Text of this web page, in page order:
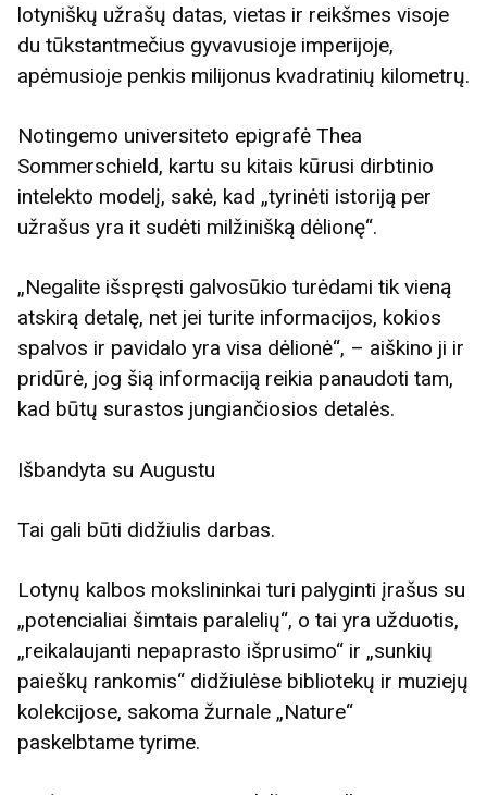
lotyniškų užrašų datas, vietas ir reikšmes visoje
du tūkstantmečius gyvavusioje imperijoje,
apėmusioje penkis milijonus kvadratinių kilometrų.
Notingemo universiteto epigrafė Thea
Sommerschield, kartu su kitais kūrusi dirbtinio
intelekto modelį, sakė, kad „tyrinėti istoriją per
užrašus yra it sudėti milžinišką dėlionę“.
„Negalite išspręsti galvosūkio turėdami tik vieną
atskirą detalę, net jei turite informacijos, kokios
spalvos ir pavidalo yra visa dėlionė“, – aiškino ji ir
pridūrė, jog šią informaciją reikia panaudoti tam,
kad būtų surastos jungiančiosios detalės.
Išbandyta su Augustu
Tai gali būti didžiulis darbas.
Lotynų kalbos mokslininkai turi palyginti įrašus su
„potencialiai šimtais paralelių“, o tai yra užduotis,
„reikalaujanti nepaprasto išprusimo“ ir „sunkių
paieškų rankomis“ didžiulėse bibliotekų ir muziejų
kolekcijose, sakoma žurnale „Nature“
paskelbtame tyrime.